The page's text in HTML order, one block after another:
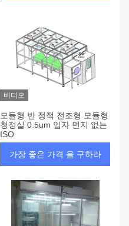
비디오
모듈형 반 정적 전조형 모듈형
청정실 0.5um 입자 먼지 없는
ISO
가장 좋은 가격 을 구하라